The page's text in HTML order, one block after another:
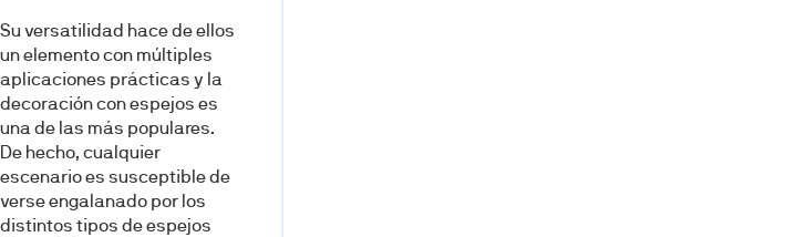
Su versatilidad hace de ellos
un elemento con múltiples
aplicaciones prácticas y la
decoración con espejos es
una de las más populares.
De hecho, cualquier
escenario es susceptible de
verse engalanado por los
distintos tipos de espejos